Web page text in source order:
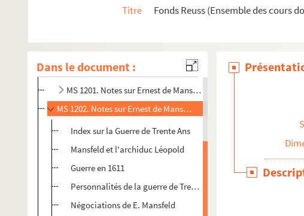
Titre
Fonds Reuss (Ensemble des cours
Dans le document :
MS 1192-1198. L'Alsace au XVIIesiècle - Histoire
MS 1199. Notes sur Ernest de Mansfeld 1
MS 1200. Notes sur Ernest de Mansfeld 2
MS 1201. Notes sur Ernest de Mansfeld 3
MS 1202. Notes sur Ernest de Mansfeld 4
Index sur la Guerre de Trente Ans
Mansfeld et l'archiduc Léopold
Guerre en 1611
Personnalités de la guerre de Trente Ans et traité de 1619
Négociations de E. Mansfeld